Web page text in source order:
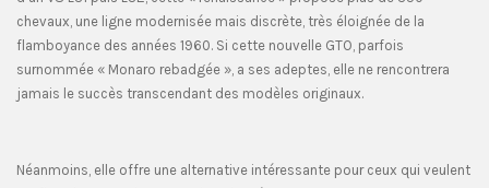
chevaux, une ligne modernisée mais discrète, très éloignée de la
flamboyance des années 1960. Si cette nouvelle GTO, parfois
surnommée « Monaro rebadgée », a ses adeptes, elle ne rencontrera
jamais le succès transcendant des modèles originaux.
Néanmoins, elle offre une alternative intéressante pour ceux qui veulent